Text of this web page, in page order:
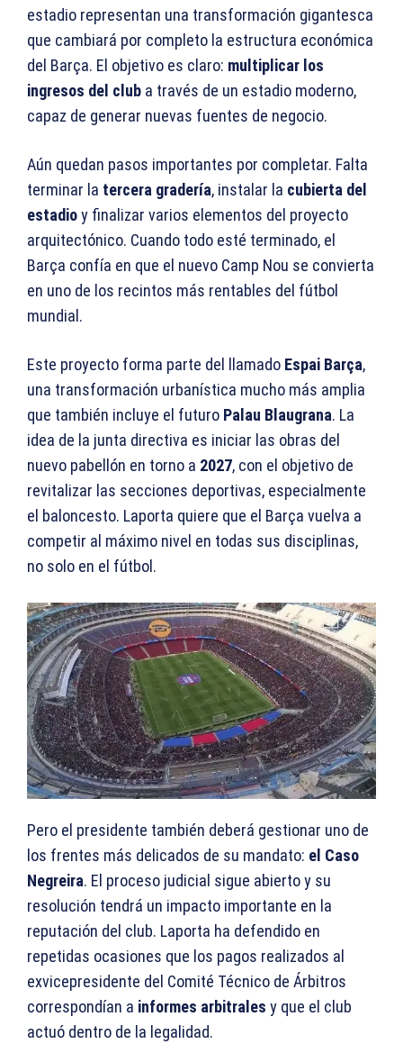
estadio representan una transformación gigantesca
que cambiará por completo la estructura económica
del Barça. El objetivo es claro: multiplicar los
ingresos del club a través de un estadio moderno,
capaz de generar nuevas fuentes de negocio.
Aún quedan pasos importantes por completar. Falta
terminar la tercera gradería, instalar la cubierta del
estadioy finalizar varios elementos del proyecto
arquitectónico. Cuando todo esté terminado, el
Barça confía en que el nuevo Camp Nou se convierta
en uno de los recintos más rentables del fútbol
mundial.
Este proyecto forma parte del llamado Espai Barça,
una transformación urbanística mucho más amplia
que también incluye el futuro Palau Blaugrana. La
idea de la junta directiva es iniciar las obras del
nuevo pabellón en torno a 2027, con el objetivo de
revitalizar las secciones deportivas, especialmente
el baloncesto. Laporta quiere que el Barça vuelva a
competir al máximo nivel en todas sus disciplinas,
no solo en el fútbol.
Pero el presidente también deberá gestionar uno de
los frentes más delicados de su mandato: el Caso
Negreira. El proceso judicial sigue abierto y su
resolución tendrá un impacto importante en la
reputación del club. Laporta ha defendido en
repetidas ocasiones que los pagos realizados al
exvicepresidente del Comité Técnico de Árbitros
correspondían a informes arbitrales y que el club
actuó dentro de la legalidad.